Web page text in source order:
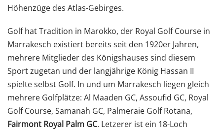
Höhenzüge des Atlas-Gebirges.
Golf hat Tradition in Marokko, der Royal Golf Course in
Marrakesch existiert bereits seit den 1920er Jahren,
mehrere Mitglieder des Königshauses sind diesem
Sport zugetan und der langjährige König Hassan II
spielte selbst Golf. In und um Marrakesch liegen gleich
mehrere Golfplätze: Al Maaden GC, Assoufid GC, Royal
Golf Course, Samanah GC, Palmeraie Golf Rotana,
Fairmont Royal Palm GC. Letzerer ist ein 18-Loch